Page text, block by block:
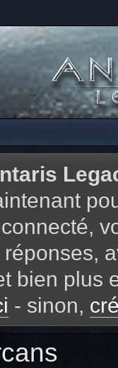
bien plus
- sinon,